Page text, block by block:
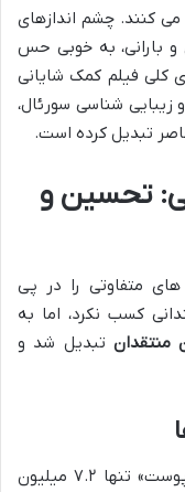
می کنند. چشم اندازهای
و بارانی، به خوبی حس
کلی فیلم کمک شایانی
زیبایی شناسی سورئال،
تبدیل کرده است.
تحسین و
متفاوتی را در پی
کسب نکرد، اما به
منتقدان تبدیل شد و
با بودجه تولید ۱۳.۳ میلیون دلاری، «زیر پوست» تنها ۷.۲ میلیون